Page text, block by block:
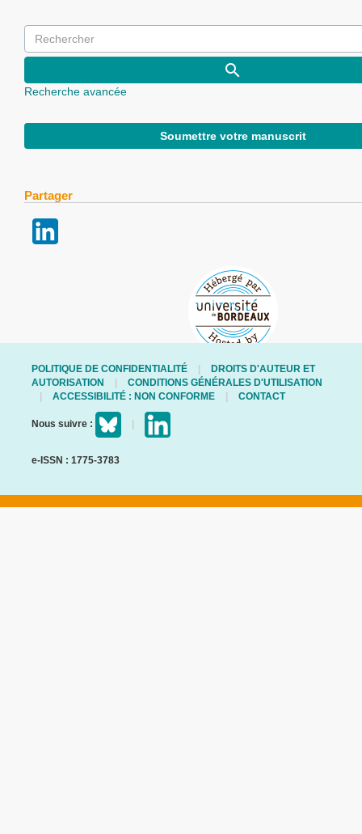
Recherche avancée
Soumettre votre manuscrit
Partager
POLITIQUE DE CONFIDENTIALITÉ
DROITS D'AUTEUR ET
AUTORISATION
CONDITIONS GÉNÉRALES D'UTILISATION
ACCESSIBILITÉ : NON CONFORME
CONTACT
Nous suivre :
e-ISSN : 1775-3783